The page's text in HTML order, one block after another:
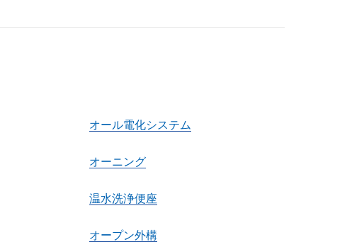
オール電化システム
オーニング
温水洗浄便座
オープン外構